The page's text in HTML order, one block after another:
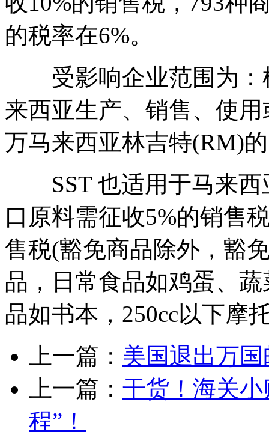
的税率在6%。
受影响企业范围为：
来西亚生产、销售、使
万马来西亚林吉特(RM)
SST 也适用于马来西
口原料需征收5%的销售
售税(豁免商品除外，豁
品，日常食品如鸡蛋、
品如书本，250cc以下摩
上一篇： 美国退出万
上一篇： 干货！海关
程”！